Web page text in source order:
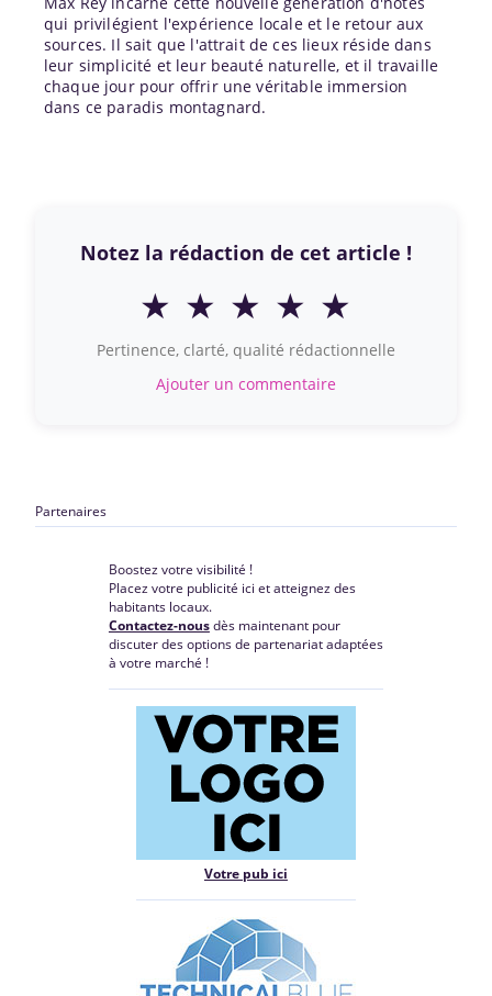
qui privilégient l'expérience locale et le retour aux
sources. Il sait que l'attrait de ces lieux réside dans
leur simplicité et leur beauté naturelle, et il travaille
chaque jour pour offrir une véritable immersion
dans ce paradis montagnard.
Notez la rédaction de cet article !
★ ★ ★ ★ ★
Pertinence, clarté, qualité rédactionnelle
Ajouter un commentaire
Partenaires
Boostez votre visibilité !
Placez votre publicité ici et atteignez des
habitants locaux.
Contactez-nousdès maintenant pour
discuter des options de partenariat adaptées
à votre marché !
Votre pub ici